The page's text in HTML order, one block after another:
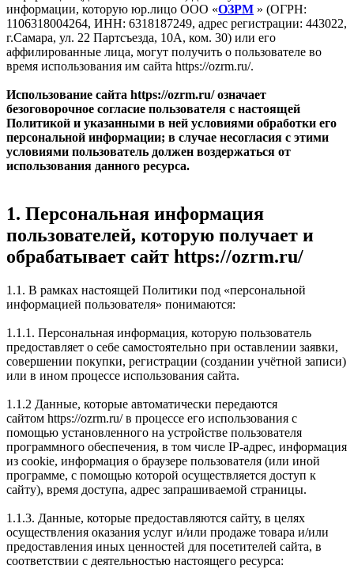
информации, которую юр.лицо ООО «ОЗРМ » (ОГРН:
1106318004264, ИНН: 6318187249, адрес регистрации: 443022,
г.Самара, ул. 22 Партсъезда, 10А, ком. 30) или его
аффилированные лица, могут получить о пользователе во
время использования им сайта https://ozrm.ru/.
Использование сайта https://ozrm.ru/ означает
безоговорочное согласие пользователя с настоящей
Политикой и указанными в ней условиями обработки его
персональной информации; в случае несогласия с этими
условиями пользователь должен воздержаться от
использования данного ресурса.
1. Персональная информация
пользователей, которую получает и
обрабатывает сайт https://ozrm.ru/
1.1. В рамках настоящей Политики под «персональной
информацией пользователя» понимаются:
1.1.1. Персональная информация, которую пользователь
предоставляет о себе самостоятельно при оставлении заявки,
совершении покупки, регистрации (создании учётной записи)
или в ином процессе использования сайта.
1.1.2 Данные, которые автоматически передаются
сайтом https://ozrm.ru/ в процессе его использования с
помощью установленного на устройстве пользователя
программного обеспечения, в том числе IP-адрес, информация
из cookie, информация о браузере пользователя (или иной
программе, с помощью которой осуществляется доступ к
сайту), время доступа, адрес запрашиваемой страницы.
1.1.3. Данные, которые предоставляются сайту, в целях
осуществления оказания услуг и/или продаже товара и/или
предоставления иных ценностей для посетителей сайта, в
соответствии с деятельностью настоящего ресурса: